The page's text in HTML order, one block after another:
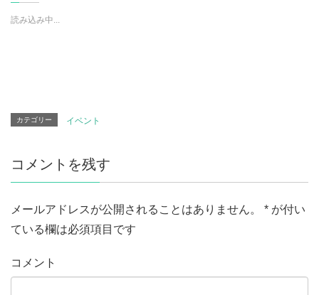
読み込み中...
カテゴリー イベント
コメントを残す
メールアドレスが公開されることはありません。 * が付い
ている欄は必須項目です
コメント